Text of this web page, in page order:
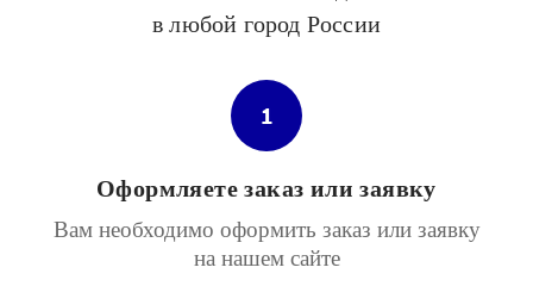
в любой город России
1
Оформляете заказ или заявку
Вам необходимо оформить заказ или заявку
на нашем сайте